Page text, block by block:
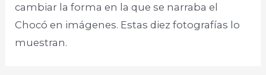
cambiar la forma en la que se narraba el
Chocó en imágenes. Estas diez fotografías lo
muestran.